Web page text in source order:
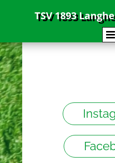
TSV 1893